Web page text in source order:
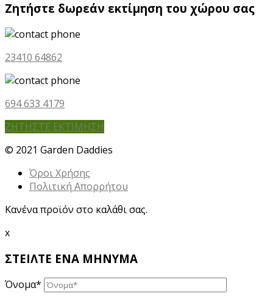
Ζητήστε δωρεάν εκτίμηση του χώρου σας
23410 64862
694 633 4179
ΖΗΤΗΣΤΕ ΕΚΤΙΜΗΣΗ
© 2021 Garden Daddies
Όροι Χρήσης
Πολιτική Απορρήτου
Κανένα προϊόν στο καλάθι σας.
x
ΣΤΕΙΛΤΕ ΕΝΑ ΜΗΝΥΜΑ
Όνομα*